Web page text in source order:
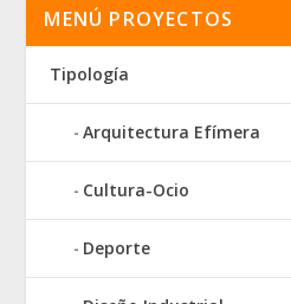
MENÚ PROYECTOS
Tipología
Arquitectura Efímera
Cultura-Ocio
Deporte